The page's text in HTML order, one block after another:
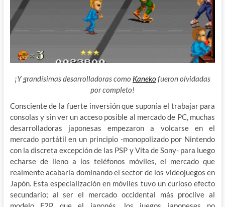
¡Y grandísimas desarrolladoras como Kaneko fueron olvidadas
por completo!
Consciente de la fuerte inversión que suponía el trabajar para
consolas y sin ver un acceso posible al mercado de PC, muchas
desarrolladoras japonesas empezaron a volcarse en el
mercado portátil en un principio -monopolizado por Nintendo
con la discreta excepción de las PSP y Vita de Sony- para luego
echarse de lleno a los teléfonos móviles, el mercado que
realmente acabaría dominando el sector de los videojuegos en
Japón. Esta especialización en móviles tuvo un curioso efecto
secundario; al ser el mercado occidental más proclive al